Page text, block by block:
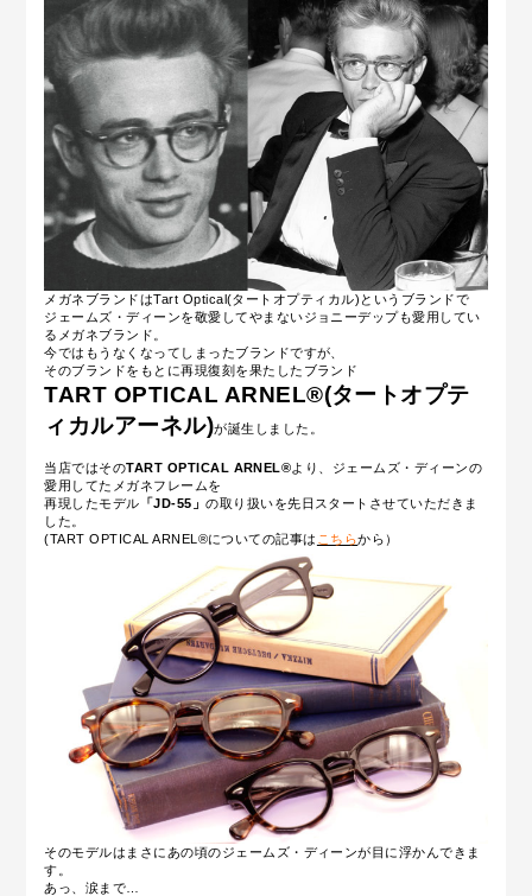
メガネブランドはTart Optical(タートオプティカル)というブランドで
ジェームズ・ディーンを敬愛してやまないジョニーデップも愛用してい
るメガネブランド。
今ではもうなくなってしまったブランドですが、
そのブランドをもとに再現復刻を果たしたブランド
TART OPTICAL ARNEL®(タートオプテ
ィカルアーネル)が誕生しました。
当店ではそのTART OPTICAL ARNEL®より、ジェームズ・ディーンの
愛用してたメガネフレームを
再現したモデル 「JD-55」の取り扱いを先日スタートさせていただきま
した。
(TART OPTICAL ARNEL®についての記事は こちらから）
そのモデルはまさにあの頃のジェームズ・ディーンが目に浮かんできま
す。
あっ、涙まで…